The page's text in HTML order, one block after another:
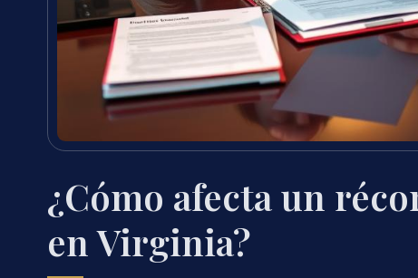
¿Cómo afecta un
en Virginia?